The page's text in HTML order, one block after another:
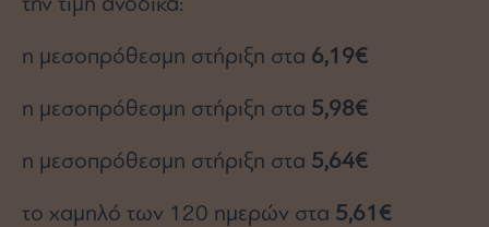
την τιμή ανοδικά:
η μεσοπρόθεσμη στήριξη στα 6,19€
η μεσοπρόθεσμη στήριξη στα 5,98€
η μεσοπρόθεσμη στήριξη στα 5,64€
το χαμηλό των 120 ημερών στα 5,61€